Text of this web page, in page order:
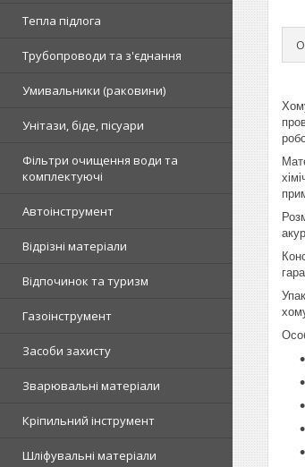
Тепла підлога
Трубопроводи та з'єднання
Умивальники (раковини)
Унітази, біде, пісуари
Фільтри очищення води та
комплектуючі
Автоінструмент
Відрізні матеріали
Відпочинок та туризм
Газоінструмент
Засоби захисту
Зварювальні матеріали
Кріпильний інструмент
Шліфувальні матеріали